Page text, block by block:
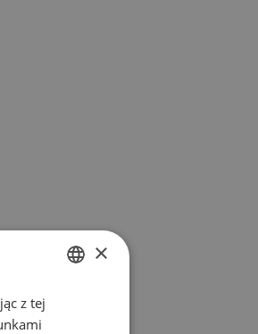
×
z tej